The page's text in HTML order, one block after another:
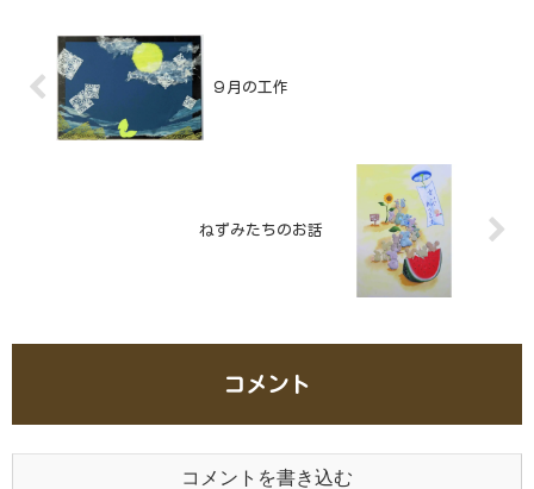
９月の工作
ねずみたちのお話
コメント
コメントを書き込む